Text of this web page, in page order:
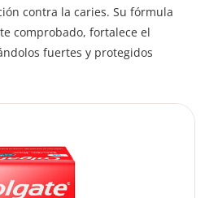
contra la caries. Su fórmula
comprobado, fortalece el
fuertes y protegidos